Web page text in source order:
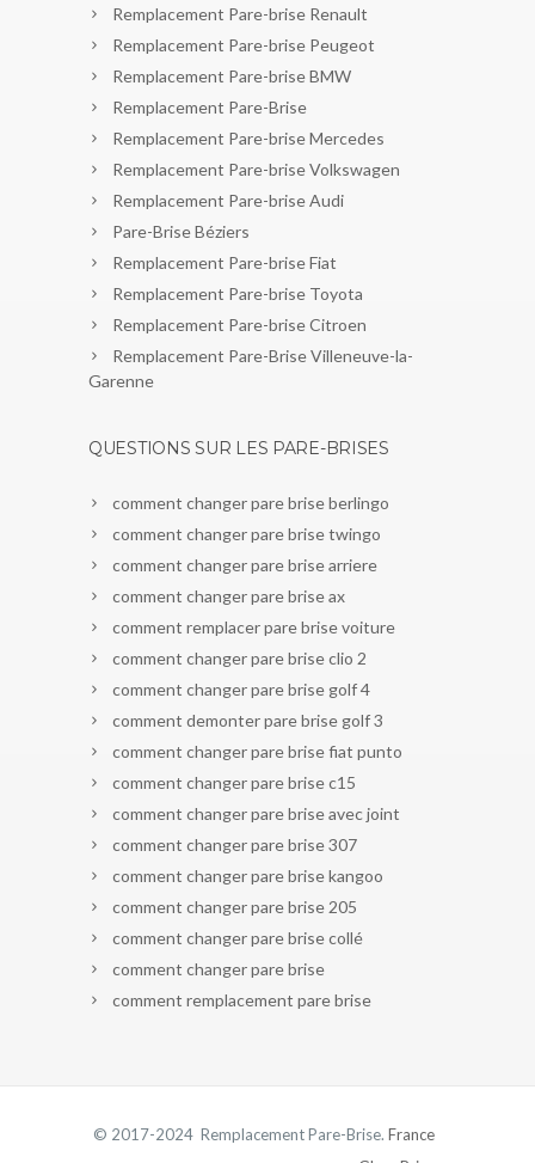
Remplacement Pare-brise Renault
Remplacement Pare-brise Peugeot
Remplacement Pare-brise BMW
Remplacement Pare-Brise
Remplacement Pare-brise Mercedes
Remplacement Pare-brise Volkswagen
Remplacement Pare-brise Audi
Pare-Brise Béziers
Remplacement Pare-brise Fiat
Remplacement Pare-brise Toyota
Remplacement Pare-brise Citroen
Remplacement Pare-Brise Villeneuve-la-
Garenne
QUESTIONS SUR LES PARE-BRISES
comment changer pare brise berlingo
comment changer pare brise twingo
comment changer pare brise arriere
comment changer pare brise ax
comment remplacer pare brise voiture
comment changer pare brise clio 2
comment changer pare brise golf 4
comment demonter pare brise golf 3
comment changer pare brise fiat punto
comment changer pare brise c15
comment changer pare brise avec joint
comment changer pare brise 307
comment changer pare brise kangoo
comment changer pare brise 205
comment changer pare brise collé
comment changer pare brise
comment remplacement pare brise
© 2017-2024 Remplacement Pare-Brise. France